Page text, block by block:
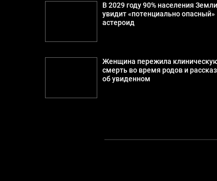
В 2029 году 90% населения Земли
увидит «потенциально опасный»
астероид
Женщина пережила
смерть во время родов и
об увиденном